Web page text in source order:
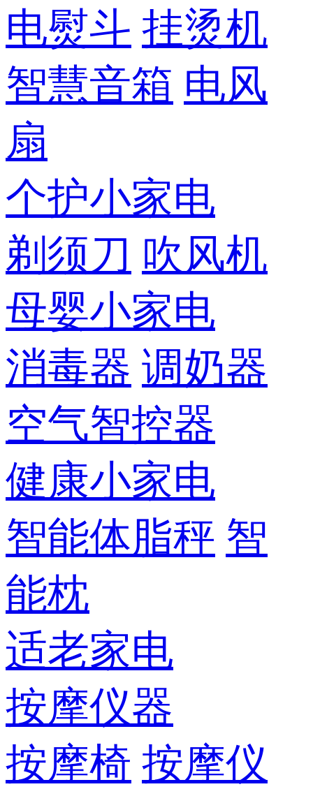
电熨斗 挂烫机
智慧音箱 电风
扇
个护小家电
剃须刀 吹风机
母婴小家电
消毒器 调奶器
空气智控器
健康小家电
智能体脂秤 智
能枕
适老家电
按摩仪器
按摩椅 按摩仪